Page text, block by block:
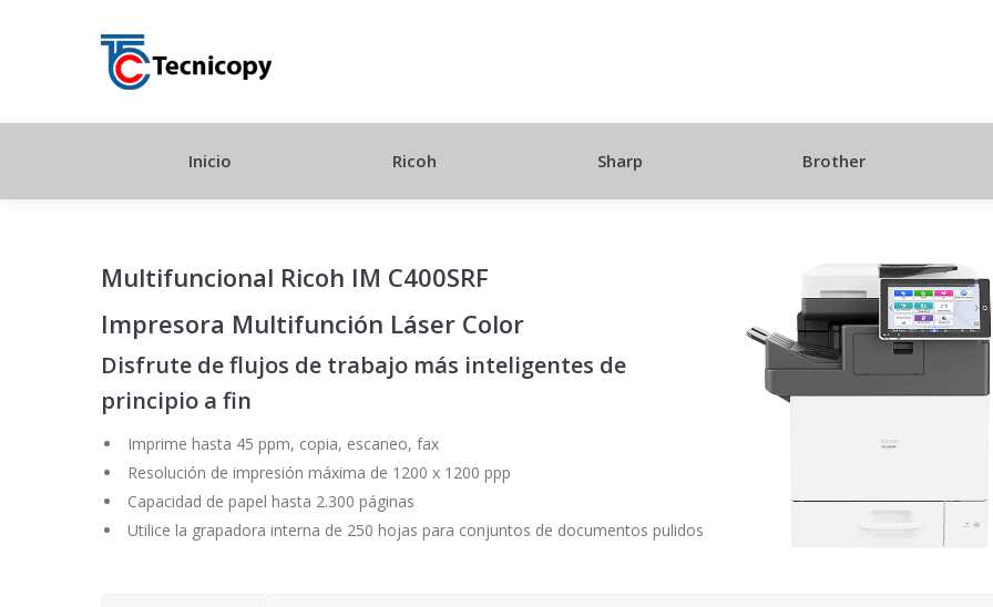
Inicio Ricoh Sharp Brother
Multifuncional Ricoh IM C400SRF
Impresora Multifunción Láser Color
Disfrute de flujos de trabajo más inteligentes de
principio a fin
Imprime hasta 45 ppm, copia, escaneo, fax
Resolución de impresión máxima de 1200 x 1200 ppp
Capacidad de papel hasta 2.300 páginas
Utilice la grapadora interna de 250 hojas para conjuntos de documentos pulidos